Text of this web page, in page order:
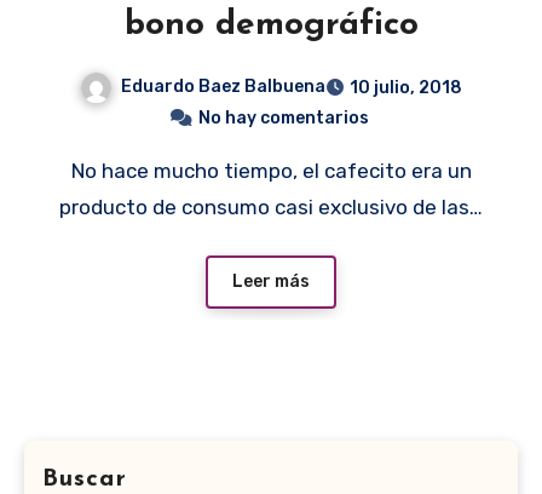
bono demográfico
Eduardo Baez Balbuena
10 julio, 2018
No hay comentarios
No hace mucho tiempo, el cafecito era un
producto de consumo casi exclusivo de las…
Leer más
Buscar